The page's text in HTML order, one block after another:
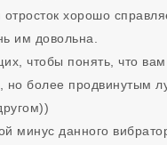
хорошо
им довольна.
чтобы понять, что вам
но более продвинутым
минус данного